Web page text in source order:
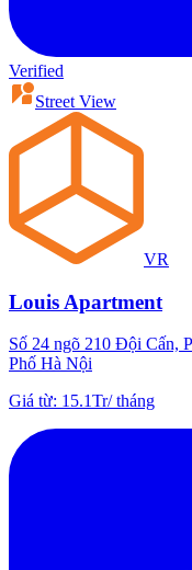
Verified
Street View
VR
Louis Apartment
Số 24 ngõ 210 Đội Cấn,
Phố Hà Nội
Giá từ: 15.1Tr/tháng